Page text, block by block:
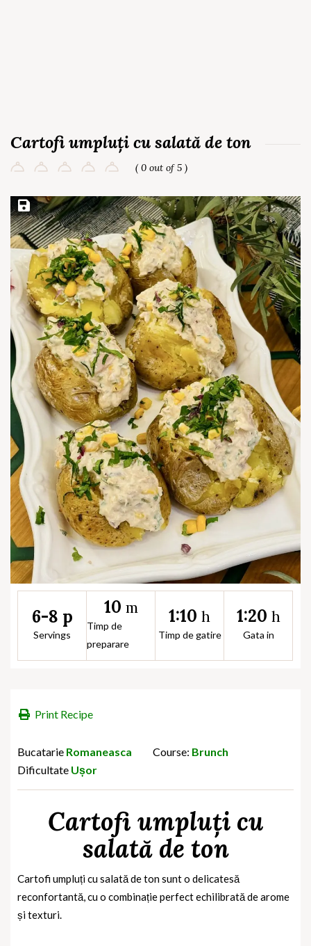
Cartofi umpluți cu salată de ton
( 0 out of 5 )
Save Recipe
6-8 p
Servings
10 m
Timp de
preparare
1:10 h
Timp de gatire
1:20 h
Gata in
Print Recipe
Bucatarie Romaneasca Course: Brunch
Dificultate Ușor
Cartofi umpluți cu
salată de ton
Cartofi umpluți cu salată de ton sunt o delicatesă
reconfortantă, cu o combinație perfect echilibrată de arome
și texturi.